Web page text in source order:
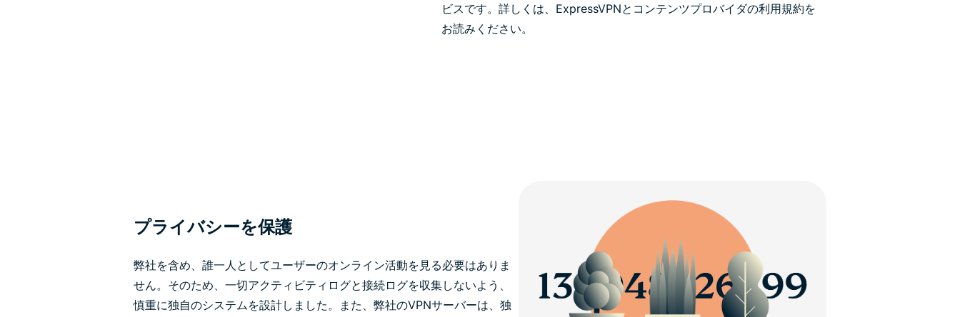
ビスです。詳しくは、ExpressVPNとコンテンツプロバイダの利用規約を
お読みください。
プライバシーを保護
弊社を含め、誰一人としてユーザーのオンライン活動を見る必要はありま
せん。そのため、一切アクティビティログと接続ログを収集しないよう、
慎重に独自のシステムを設計しました。また、弊社のVPNサーバーは、独